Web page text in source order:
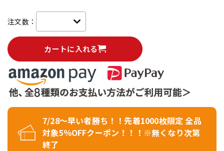
注文数：
カートに入れる
7/28～早い者勝ち！！先着1000枚限定 全品
対象5％OFFクーポン！！！※無くなり次第
終了